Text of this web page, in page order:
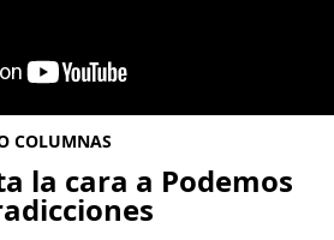
COLUMNAS
la cara a Podemos